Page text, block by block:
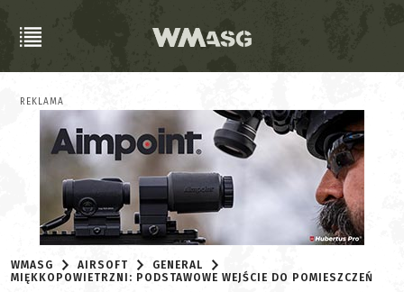
REKLAMA
WMASG AIRSOFT
GENERAL
MIĘKKOPOWIETRZNI: PODSTAWOWE WEJŚCIE DO POMIESZCZEŃ